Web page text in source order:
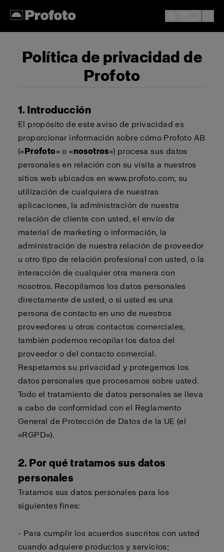
Política de privacidad de
Profoto
1. Introducción
El propósito de este aviso de privacidad es
proporcionar información sobre cómo Profoto AB
(«Profoto» o «nosotros») procesa sus datos
personales en relación con su visita a nuestros
sitios web ubicados en www.profoto.com, su
utilización de cualquiera de nuestras
aplicaciones, la administración de nuestra
relación de cliente con usted, el envío de
material de marketing o información, la
administración de nuestra relación de proveedor
u otro tipo de relación profesional con usted, o la
interacción de cualquier otra manera con
nosotros. Recopilamos los datos personales
directamente de usted, o si usted es una
persona de contacto en uno de nuestros
proveedores u otros contactos comerciales,
también podemos recopilar los datos del
proveedor o del contacto comercial.
Respetamos su privacidad y protegemos los
datos personales que procesamos sobre usted.
Todo el tratamiento de datos personales se lleva
a cabo de conformidad con el Reglamento
General de Protección de Datos de la UE (el
«RGPD»).
2. Por qué tratamos sus datos
personales
Tratamos sus datos personales para los
siguientes fines:
- Para cumplir los acuerdos suscritos con usted
cuando adquiere productos y servicios;